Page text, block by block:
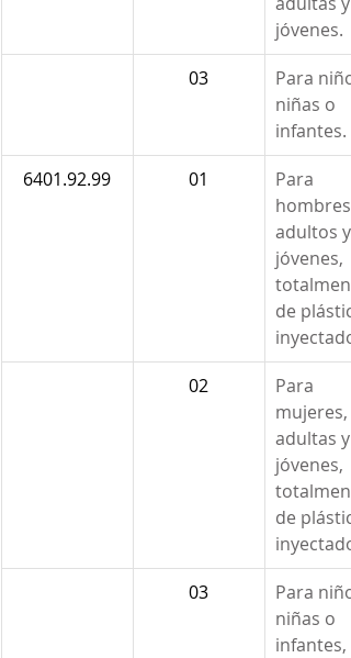
jóvenes.
03
Para
niñas o
infantes.
6401.92.99
01
Para
hombres,
adultos y
jóvenes,
de
inyectado.
02
Para
mujeres,
adultas y
jóvenes,
de
inyectado.
03
Para
niñas o
infantes,